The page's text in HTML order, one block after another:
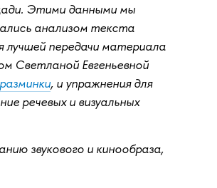
Этими данными мы
анализом текста
передачи материала
Светланой Евгеньевной
, и упражнения для
речевых и визуальных
звукового и кинообраза,